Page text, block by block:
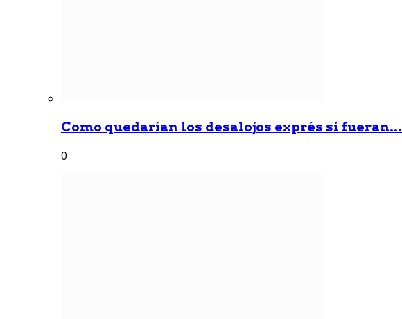
Como quedarían los desalojos exprés si fueran...
0